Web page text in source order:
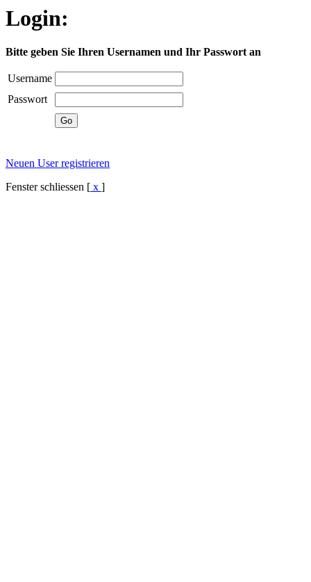
Login:
Bitte geben Sie Ihren Usernamen und Ihr Passwort an
Username
Passwort
Neuen User registrieren
Fenster schliessen [ x ]